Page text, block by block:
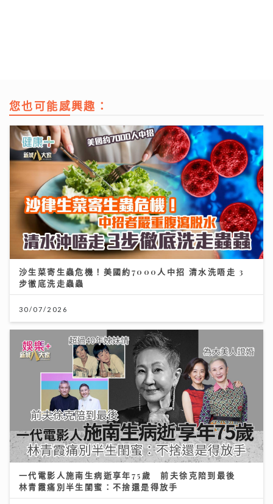
您也可能感興趣：
沙生菜寄生蟲危機！美國約7000人中招 清水洗唔走 3
步徹底洗走蟲蟲
30/07/2026
一代電影人施南生病逝享年75歲 前夫徐克陪到最後
林青霞痛別半生閨蜜：不捨還是得放手